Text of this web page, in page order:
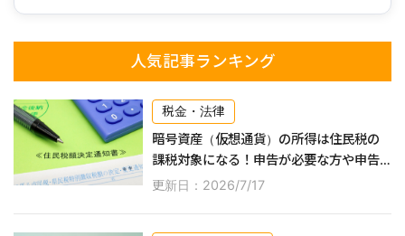
人気記事ランキング
税金・法律
暗号資産（仮想通貨）の所得は住民税の
課税対象になる！申告が必要な方や申告
するやり方などを紹介
更新日：2026/7/17